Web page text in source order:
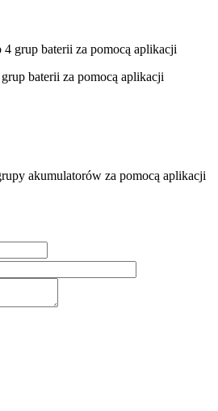
baterii za pomocą aplikacji
akumulatorów za pomocą aplikacji